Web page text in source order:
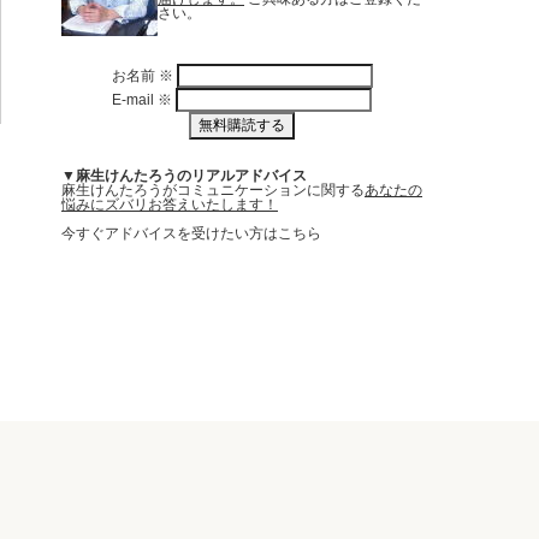
さい。
お名前 ※
E-mail ※
▼麻生けんたろうのリアルアドバイス
麻生けんたろうがコミュニケーションに関するあなたの
悩みにズバリお答えいたします！
今すぐアドバイスを受けたい方はこちら